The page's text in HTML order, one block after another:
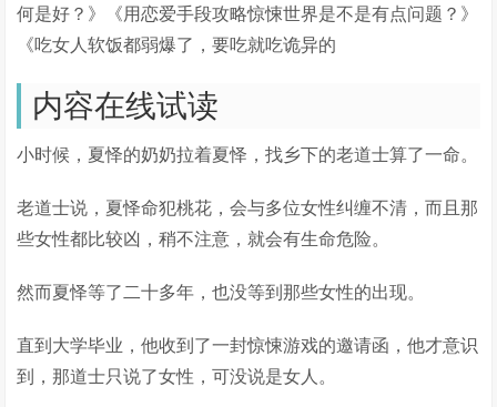
何是好？》《用恋爱手段攻略惊悚世界是不是有点问题？》
《吃女人软饭都弱爆了，要吃就吃诡异的
内容在线试读
小时候，夏怿的奶奶拉着夏怿，找乡下的老道士算了一命。
老道士说，夏怿命犯桃花，会与多位女性纠缠不清，而且那
些女性都比较凶，稍不注意，就会有生命危险。
然而夏怿等了二十多年，也没等到那些女性的出现。
直到大学毕业，他收到了一封惊悚游戏的邀请函，他才意识
到，那道士只说了女性，可没说是女人。